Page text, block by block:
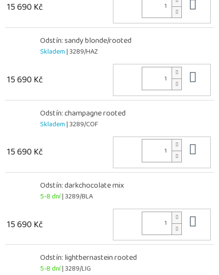
15 690 Kč
Odstín: sandy blonde/rooted
Skladem| 3289/HAZ
15 690 Kč
Odstín: champagne rooted
Skladem| 3289/COF
15 690 Kč
Odstín: darkchocolate mix
5-8 dní| 3289/BLA
15 690 Kč
Odstín: lightbernastein rooted
5-8 dní| 3289/LIG